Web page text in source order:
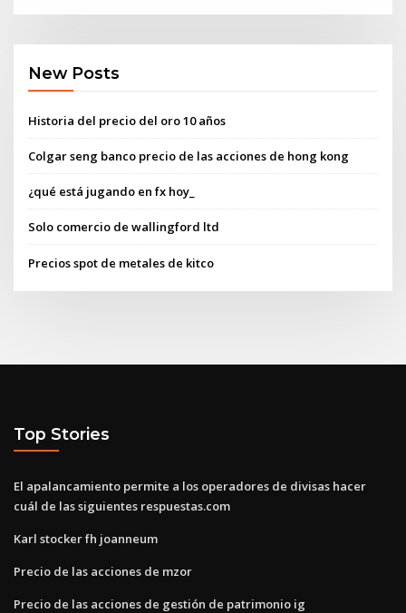
New Posts
Historia del precio del oro 10 años
Colgar seng banco precio de las acciones de hong kong
¿qué está jugando en fx hoy_
Solo comercio de wallingford ltd
Precios spot de metales de kitco
Top Stories
El apalancamiento permite a los operadores de divisas hacer
cuál de las siguientes respuestas.com
Karl stocker fh joanneum
Precio de las acciones de mzor
Precio de las acciones de gestión de patrimonio ig